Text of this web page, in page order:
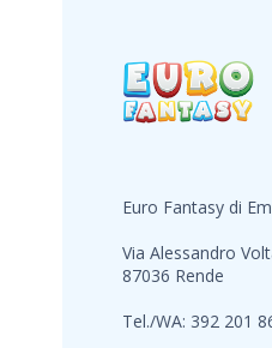
Euro Fantasy di
Via Alessandro
87036 Rende
Tel./WA: 392 201